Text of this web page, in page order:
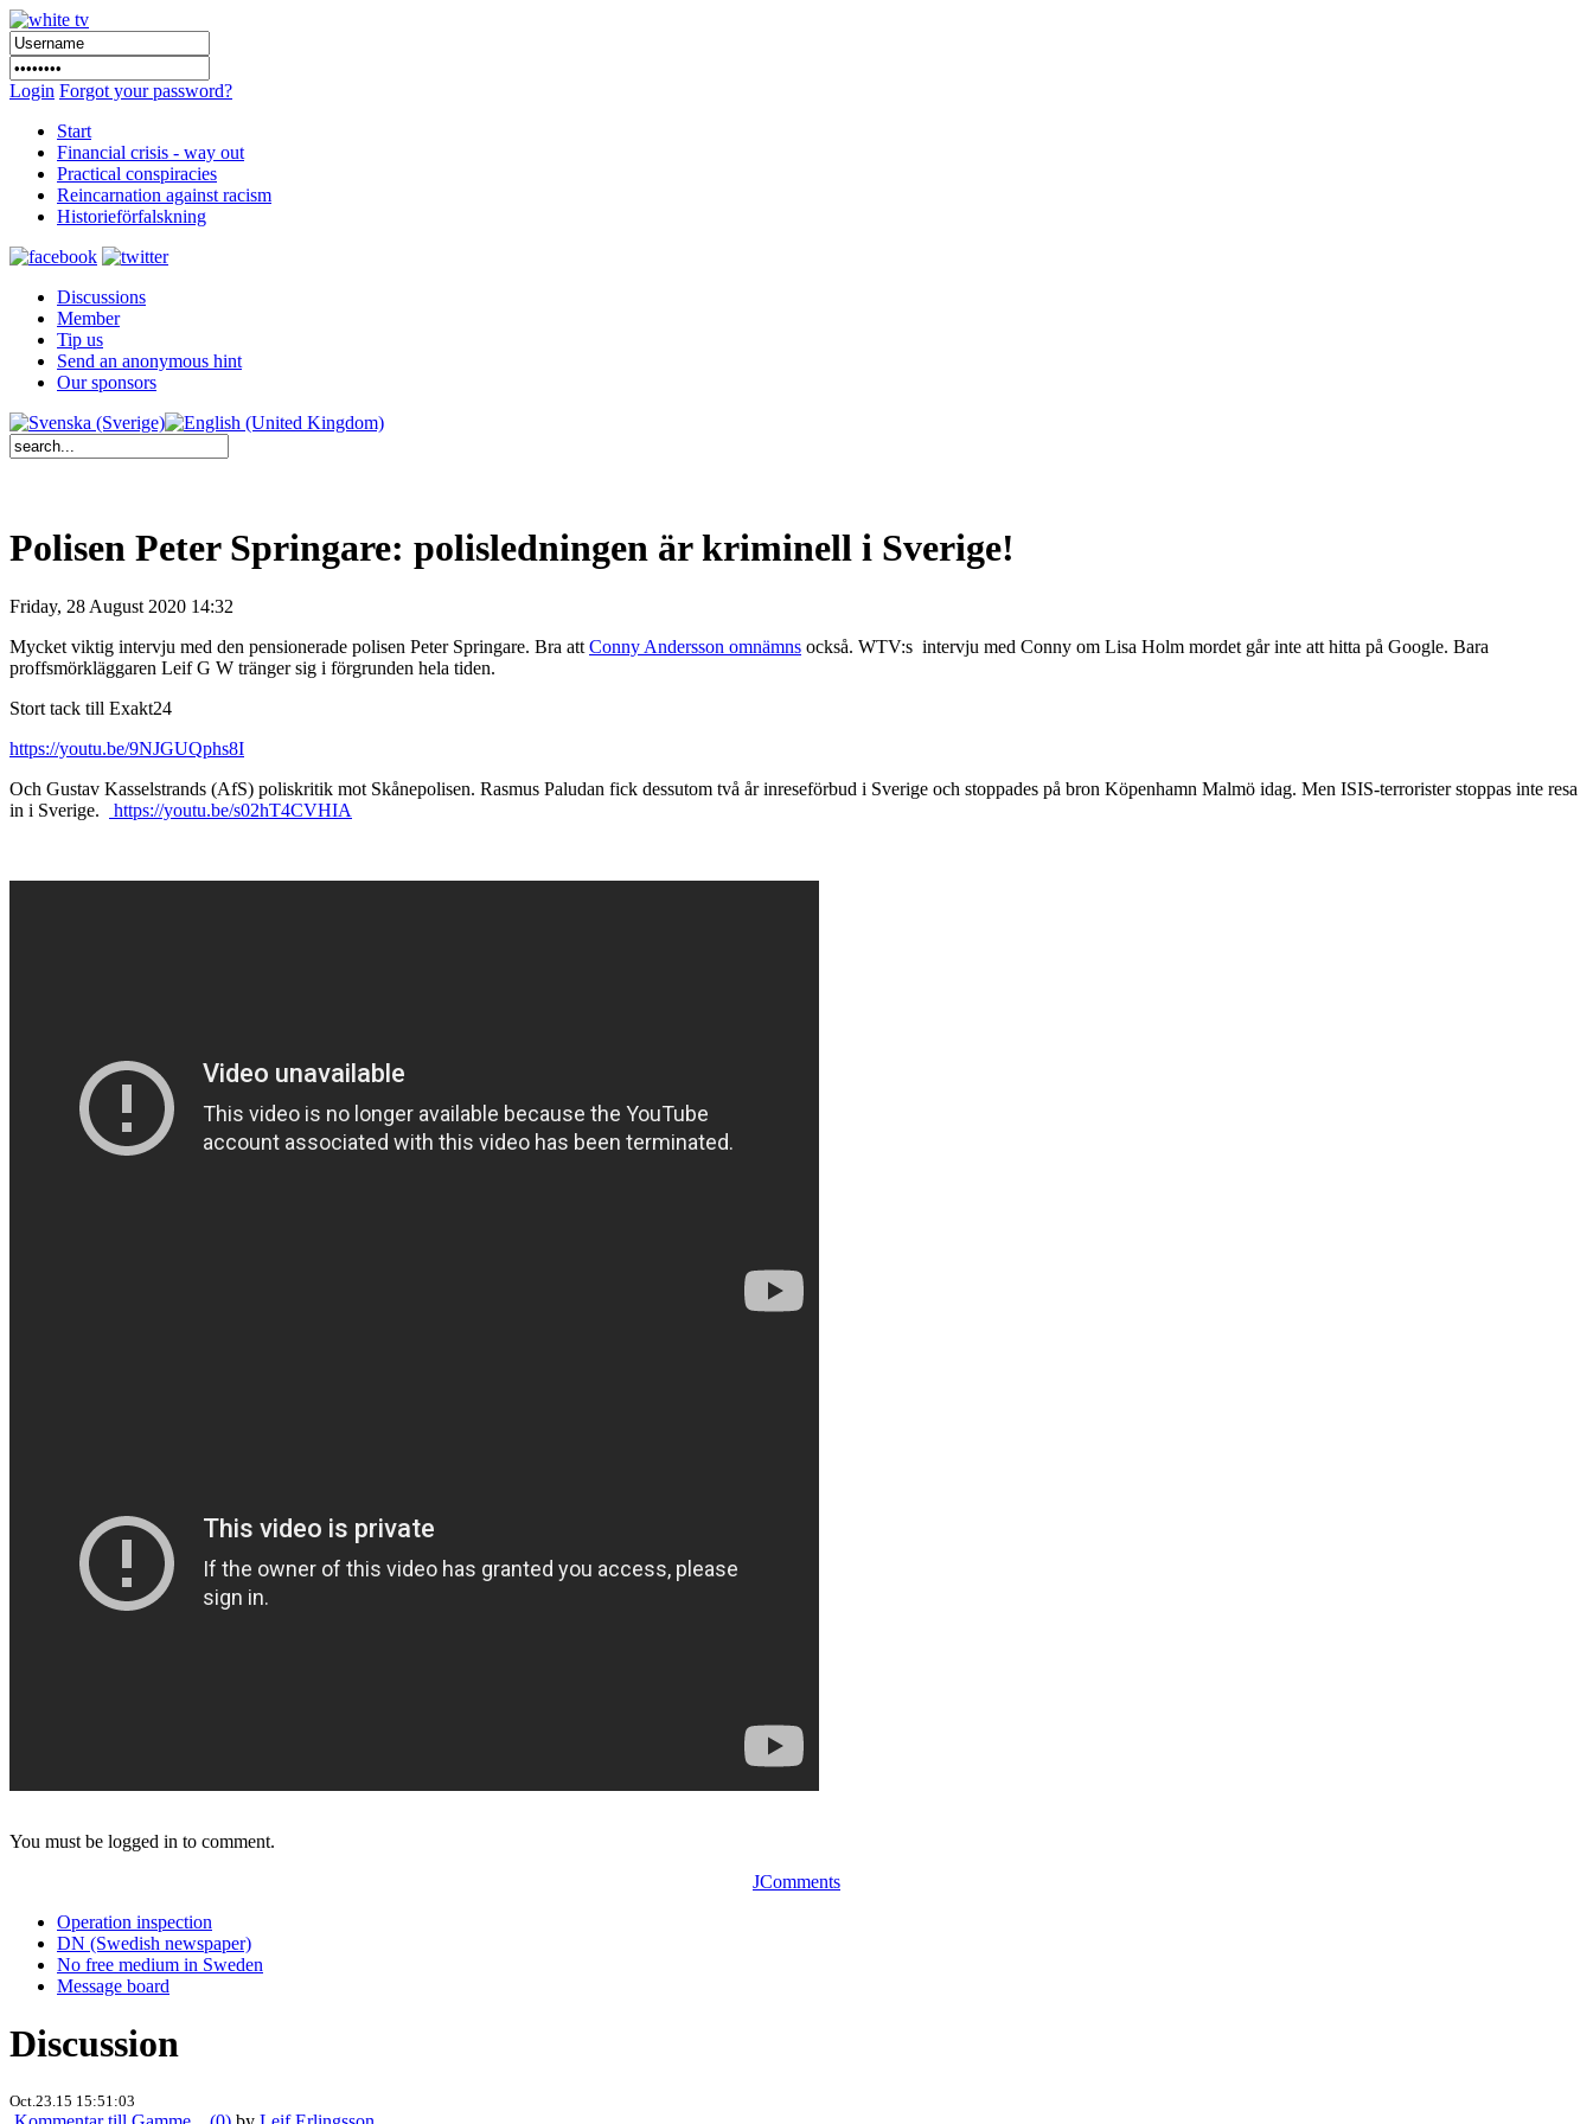
Login Forgot your password?
Start
Financial crisis - way out
Practical conspiracies
Reincarnation against racism
Historieförfalskning
Discussions
Member
Tip us
Send an anonymous hint
Our sponsors
Polisen Peter Springare: polisledningen är kriminell i Sverige!
Friday, 28 August 2020 14:32
Mycket viktig intervju med den pensionerade polisen Peter Springare. Bra att Conny Andersson omnämns också. WTV:s intervju med Conny om Lisa Holm mordet går inte att hitta på Google. Bara
proffsmörkläggaren Leif G W tränger sig i förgrunden hela tiden.
Stort tack till Exakt24
https://youtu.be/9NJGUQphs8I
Och Gustav Kasselstrands (AfS) poliskritik mot Skånepolisen. Rasmus Paludan fick dessutom två år inreseförbud i Sverige och stoppades på bron Köpenhamn Malmö idag. Men ISIS-terrorister stoppas inte resa
in i Sverige.
https://youtu.be/s02hT4CVHIA
You must be logged in to comment.
JComments
Operation inspection
DN (Swedish newspaper)
No free medium in Sweden
Message board
Discussion
Oct.23.15 15:51:03